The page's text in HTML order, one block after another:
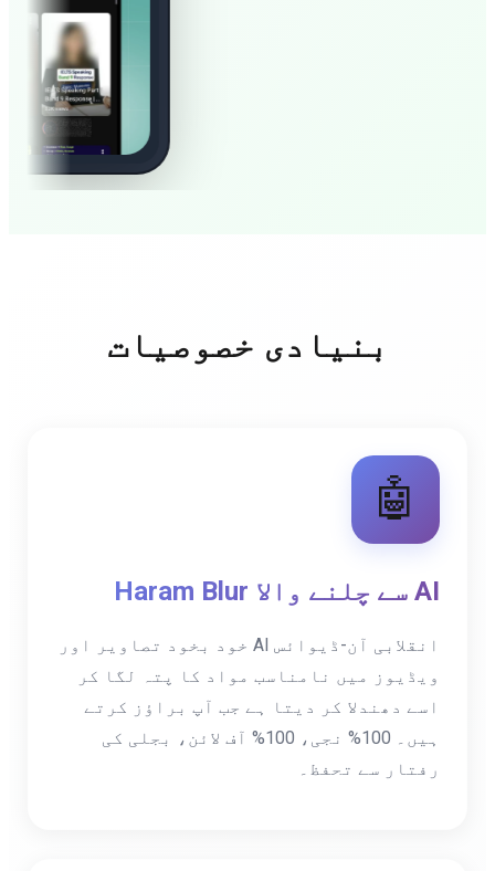
بنیادی خصوصیات
🤖
انقلابی آن-ڈیوائس AI خود بخود تصاویر اور
ویڈیوز میں نامناسب مواد کا پتہ لگا کر
اسے دھندلا کر دیتا ہے جب آپ براؤز کرتے
ہیں۔ 100% نجی، 100% آف لائن، بجلی کی
رفتار سے تحفظ۔